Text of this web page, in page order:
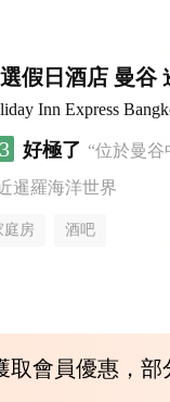
假日酒店 曼谷
Inn Express
好極了 “位於曼
暹羅海洋世界
庭房 酒吧
取會員優惠，